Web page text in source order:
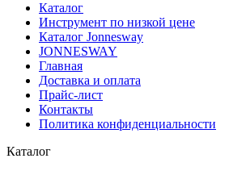
Каталог
Инструмент по низкой цене
Каталог Jonnesway
JONNESWAY
Главная
Доставка и оплата
Прайс-лист
Контакты
Политика конфиденциальности
Каталог